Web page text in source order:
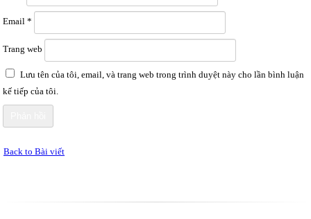
Email *
Trang web
Lưu tên của tôi, email, và trang web trong trình duyệt này cho lần bình luận
kế tiếp của tôi.
Back to Bài viết